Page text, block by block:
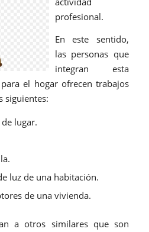
profesional.
En este sentido,
las personas que
integran esta
el hogar ofrecen trabajos
siguientes:
lugar.
luz de una habitación.
de una vivienda.
a otros similares que son